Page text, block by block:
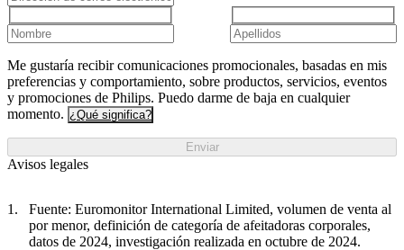
Me gustaría recibir comunicaciones promocionales, basadas en mis
preferencias y comportamiento, sobre productos, servicios, eventos
y promociones de Philips. Puedo darme de baja en cualquier
momento. ¿Qué significa?
Enviar
Avisos legales
Fuente: Euromonitor International Limited, volumen de venta al
por menor, definición de categoría de afeitadoras corporales,
datos de 2024, investigación realizada en octubre de 2024.